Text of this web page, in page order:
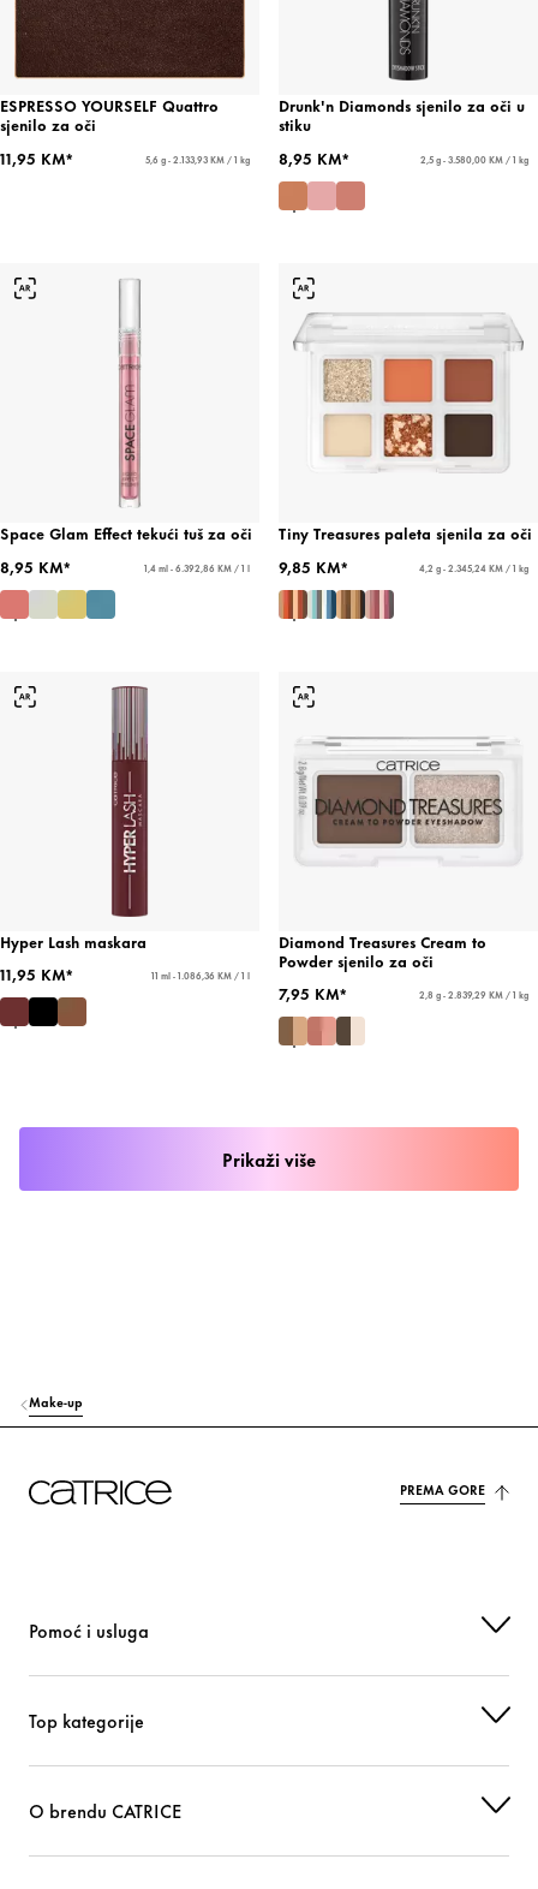
ESPRESSO YOURSELF Quattro
sjenilo za oči
11,95 KM*
5,6 g - 2.133,93 KM / 1 kg
Drunk'n Diamonds sjenilo za oči u
stiku
8,95 KM*
2,5 g - 3.580,00 KM / 1 kg
Space Glam Effect tekući tuš za oči
8,95 KM*
1,4 ml - 6.392,86 KM / 1 l
Tiny Treasures paleta sjenila za oči
9,85 KM*
4,2 g - 2.345,24 KM / 1 kg
Hyper Lash maskara
11,95 KM*
11 ml - 1.086,36 KM / 1 l
Diamond Treasures Cream to
Powder sjenilo za oči
7,95 KM*
2,8 g - 2.839,29 KM / 1 kg
Prikaži više
Make-up
PREMA GORE
Pomoć i usluga
Top kategorije
O brendu CATRICE